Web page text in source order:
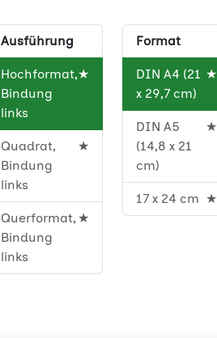
Ausführung
Hochformat,
Bindung
links
★
Quadrat,
Bindung
links
★
Querformat,
Bindung
links
★
Format
DIN A4 (21
x 29,7 cm)
★
DIN A5
(14,8 x 21
cm)
★
17 x 24 cm ★